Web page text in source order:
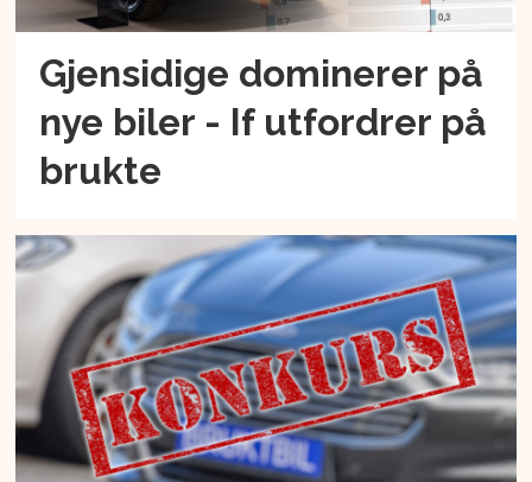
Gjensidige dominerer på
nye biler - If utfordrer på
brukte